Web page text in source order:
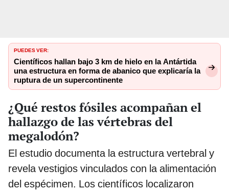
PUEDES VER:
Científicos hallan bajo 3 km de hielo en la Antártida
una estructura en forma de abanico que explicaría la
ruptura de un supercontinente
¿Qué restos fósiles acompañan el
hallazgo de las vértebras del
megalodón?
El estudio documenta la estructura vertebral y
revela vestigios vinculados con la alimentación
del espécimen. Los científicos localizaron